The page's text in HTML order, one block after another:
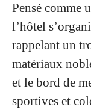
Pensé comme
l’hôtel
rappelant un
matériaux
et le bord de
sportives et